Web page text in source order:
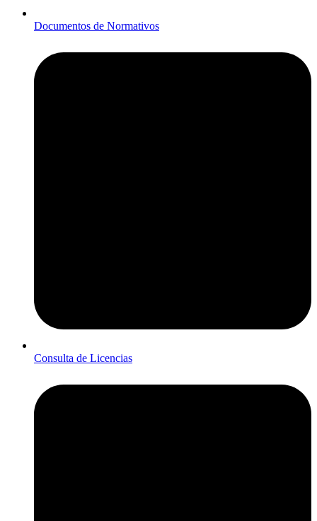
Documentos de Normativos
Consulta de Licencias